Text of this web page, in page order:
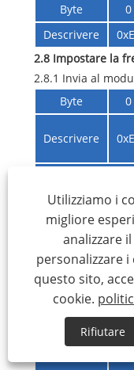
Byte
0
Descrivere
2.8 Impostare la
2.8.1 Invia al
Byte
0
Descrivere
Freq:
2.4.2 Ritorno del
Byte
0
Descrivere
2.9 Impostare la
2.9.1 Invia al
Byte
0
Descrivere
Utilizziamo i
migliore
analizzare
personalizzare
questo sito,
cookie.
Rifiutare